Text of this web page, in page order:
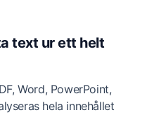
text ur ett helt
Word, PowerPoint,
hela innehållet